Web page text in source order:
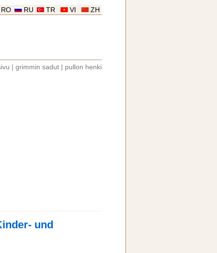
ZH
VI
TR
RU
RO
grimmin sadut pullon henki
und